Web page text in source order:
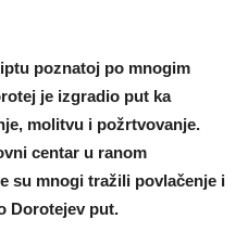
poznatoj po mnogim
je izgradio put ka
molitvu i požrtvovanje.
centar u ranom
su mnogi tražili povlačenje i
Dorotejev put.